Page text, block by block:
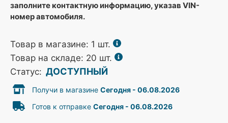
заполните контактную информацию, указав VIN-
номер автомобиля.
Товар в магазине: 1 шт.
Товар на складе: 20 шт.
Статус: ДОСТУПНЫЙ
Получи в магазине Сегодня - 06.08.2026
Готов к отправке Сегодня - 06.08.2026